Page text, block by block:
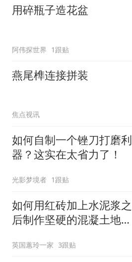
用碎瓶子造花盆
阿伟探世界 1跟贴
燕尾榫连接拼装
焦点视讯
如何自制一个锉刀打磨利
器？这实在太省力了！
光影梦境者 1跟贴
如何用红砖加上水泥浆之
后制作坚硬的混凝土地
英国蕙玲一家 3跟贴